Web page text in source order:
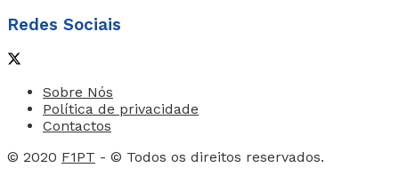
Redes Sociais
Sobre Nós
Política de privacidade
Contactos
© 2020 F1PT - © Todos os direitos reservados.